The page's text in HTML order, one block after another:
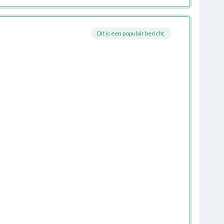
Dit is een populair bericht.